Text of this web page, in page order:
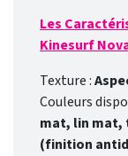
Les
Kinesurf
Texture :
Couleurs
mat, lin mat,
(finition